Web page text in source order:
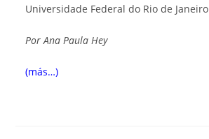
Universidade Federal do Rio de Janeiro
PorAna Paula Hey
(más…)